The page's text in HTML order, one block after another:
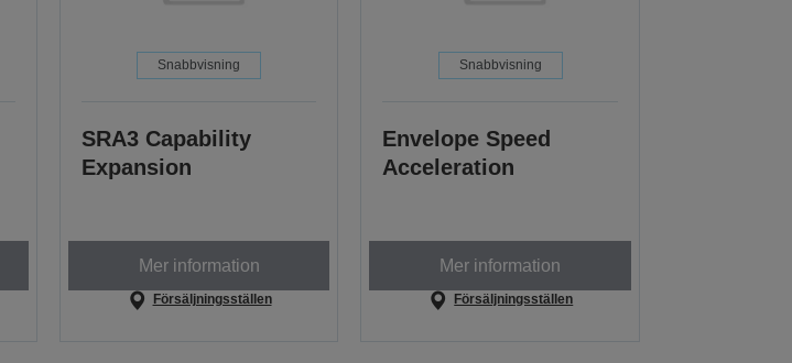
Snabbvisning
SRA3 Capability
Expansion
Mer information
Försäljningsställen
Snabbvisning
Envelope Speed
Acceleration
Mer information
Försäljningsställen